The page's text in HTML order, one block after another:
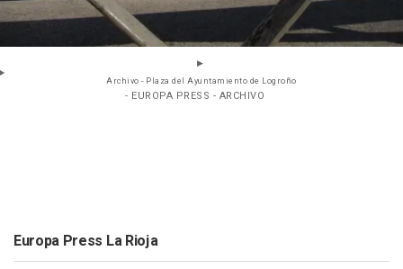
Archivo - Plaza del Ayuntamiento de Logroño
- EUROPA PRESS - ARCHIVO
Europa Press La Rioja